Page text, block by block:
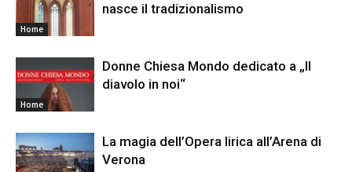
Home
nasce il tradizionalismo
Home
Donne Chiesa Mondo dedicato a „Il
diavolo in noi“
La magia dell’Opera lirica all’Arena di
Verona